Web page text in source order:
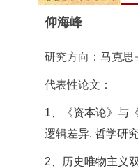
仰海峰
研究方向：马克思
代表性论文：
1、《资本论》与
逻辑差异. 哲学研
2、历史唯物主义